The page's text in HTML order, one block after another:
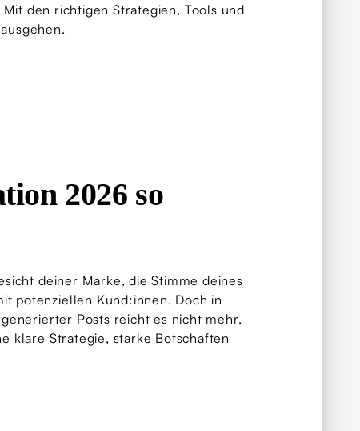
den richtigen Strategien, Tools und
2026 so
deiner Marke, die Stimme deines
potenziellen Kund:innen. Doch in
Posts reicht es nicht mehr,
klare Strategie, starke Botschaften